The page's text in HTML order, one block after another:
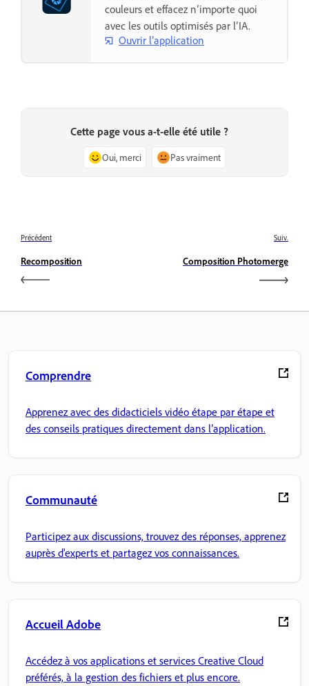
couleurs et effacez n’importe quoi
avec les outils optimisés par l’IA.
Ouvrir l’application
Cette page vous a-t-elle été utile ?
Oui, merci Pas vraiment
Précédent
Recomposition
Suiv.
Composition Photomerge
Comprendre
Apprenez avec des didacticiels vidéo étape par étape et
des conseils pratiques directement dans l’application.
Communauté
Participez aux discussions, trouvez des réponses, apprenez
auprès d'experts et partagez vos connaissances.
Accueil Adobe
Accédez à vos applications et services Creative Cloud
préférés, à la gestion des fichiers et plus encore.